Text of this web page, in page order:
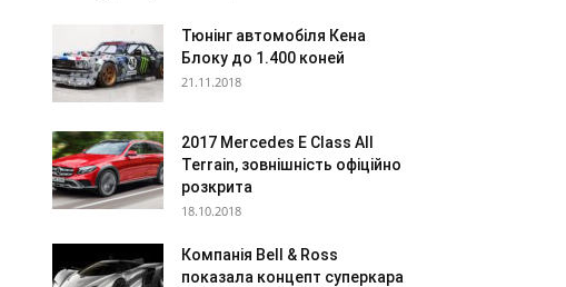
Тюнінг автомобіля Кена
Блоку до 1.400 коней
21.11.2018
2017 Mercedes E Class All
Terrain, зовнішність офіційно
розкрита
18.10.2018
Компанія Bell & Ross
показала концепт суперкара